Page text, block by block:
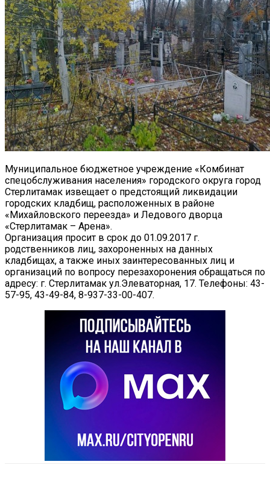
Муниципальное бюджетное учреждение «Комбинат
спецобслуживания населения» городского округа город
Стерлитамак извещает о предстоящий ликвидации
городских кладбищ, расположенных в районе
«Михайловского переезда» и Ледового дворца
«Стерлитамак – Арена».
Организация просит в срок до 01.09.2017 г.
родственников лиц, захороненных на данных
кладбищах, а также иных заинтересованных лиц и
организаций по вопросу перезахоронения обращаться по
адресу: г. Стерлитамак ул.Элеваторная, 17. Телефоны: 43-
57-95, 43-49-84, 8-937-33-00-407.